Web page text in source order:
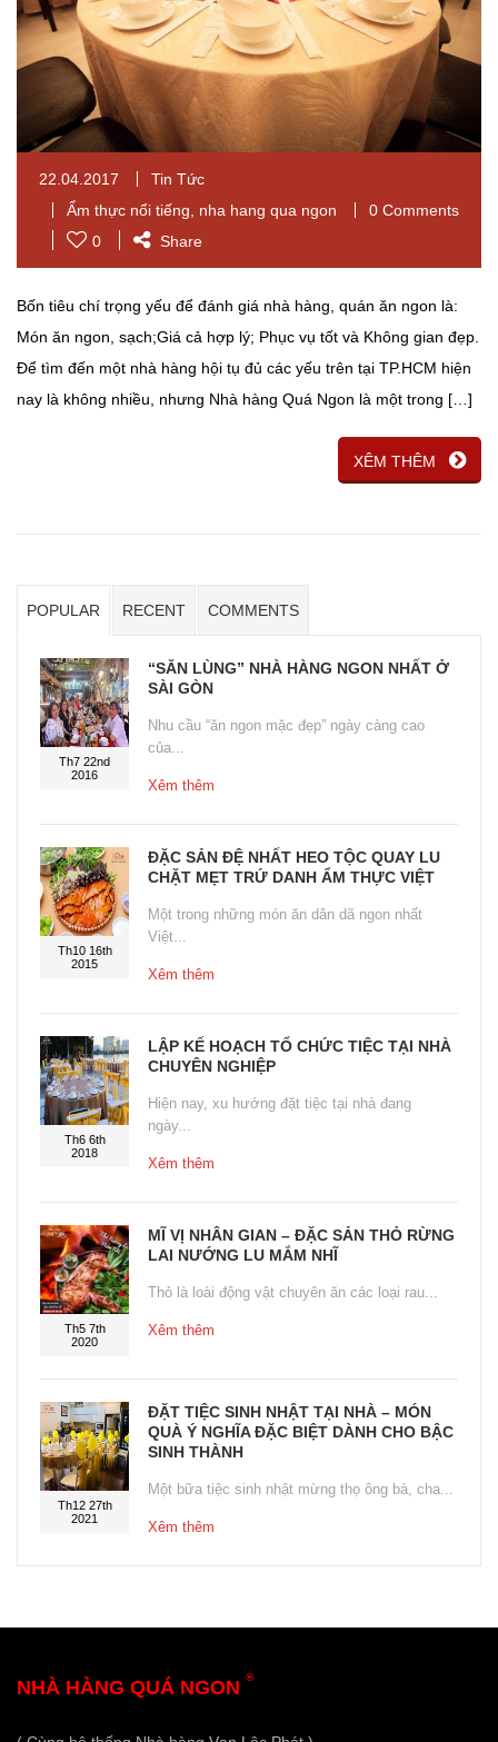
22.04.2017
Tin Tức
Ẩm thực nổi tiếng, nha hang qua ngon
0 Comments
0
Share
Bốn tiêu chí trọng yếu để đánh giá nhà hàng, quán ăn ngon là:
Món ăn ngon, sạch;Giá cả hợp lý; Phục vụ tốt và Không gian đẹp.
Để tìm đến một nhà hàng hội tụ đủ các yếu trên tại TP.HCM hiện
nay là không nhiều, nhưng Nhà hàng Quá Ngon là một trong […]
XÊM THÊM
POPULAR RECENT COMMENTS
Th7 22nd
2016
“SĂN LÙNG” NHÀ HÀNG NGON NHẤT Ở
SÀI GÒN
Nhu cầu “ăn ngon mặc đẹp” ngày càng cao
của...
Xêm thêm
Th10 16th
2015
ĐẶC SẢN ĐỆ NHẤT HEO TỘC QUAY LU
CHẶT MẸT TRỨ DANH ẨM THỰC VIỆT
Một trong những món ăn dân dã ngon nhất
Việt...
Xêm thêm
Th6 6th
2018
LẬP KẾ HOẠCH TỔ CHỨC TIỆC TẠI NHÀ
CHUYÊN NGHIỆP
Hiện nay, xu hướng đặt tiệc tại nhà đang
ngày...
Xêm thêm
Th5 7th
2020
MĨ VỊ NHÂN GIAN – ĐẶC SẢN THỎ RỪNG
LAI NƯỚNG LU MẮM NHĨ
Thỏ là loài động vật chuyên ăn các loại rau...
Xêm thêm
Th12 27th
2021
ĐẶT TIỆC SINH NHẬT TẠI NHÀ – MÓN
QUÀ Ý NGHĨA ĐẶC BIỆT DÀNH CHO BẬC
SINH THÀNH
Một bữa tiệc sinh nhật mừng thọ ông bà, cha...
Xêm thêm
NHÀ HÀNG QUÁ NGON ®